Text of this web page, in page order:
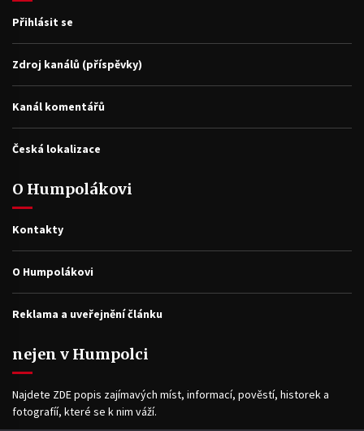
Přihlásit se
Zdroj kanálů (příspěvky)
Kanál komentářů
Česká lokalizace
O Humpolákovi
Kontakty
O Humpolákovi
Reklama a uveřejnění článku
nejen v Humpolci
Najdete ZDE popis zajímavých míst, informací, pověstí, historek a
fotografíí, které se k nim váží.